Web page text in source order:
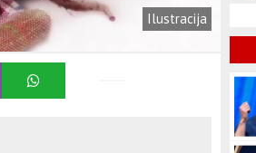
Ilustracija